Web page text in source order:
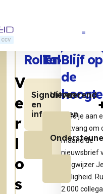
V
e
r
l
o
s
Rollen
Signaleren
en
informeren
Taken
Uitvoerend
Blijf op
de
hoogte
Meld je aan
ontvang om
maand de
nieuwsbrief
Wegwijzer
Veiligheid.
2.000